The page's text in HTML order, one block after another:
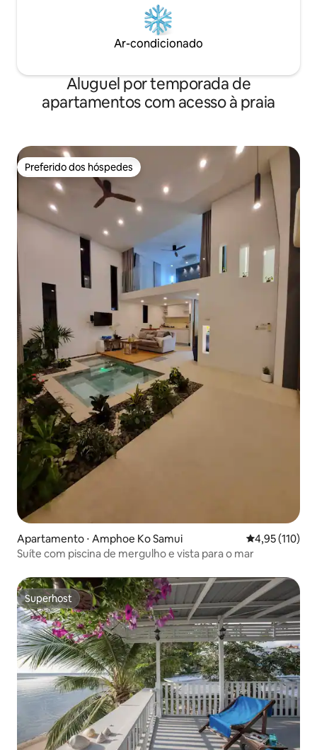
Ar-condicionado
Aluguel por temporada de
apartamentos com acesso à praia
Preferido dos hóspedes
Preferido dos hóspedes
Apartamento ⋅ Amphoe Ko Samui 4,95 de uma
4,95 (110)
Suíte com piscina de mergulho e vista para o mar
Superhost
Superhost